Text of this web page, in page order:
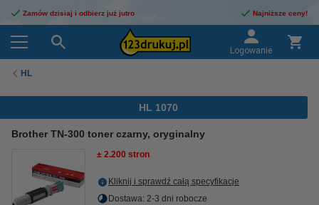
Zamów dzisiaj i odbierz już jutro Najniższe ceny!
Logowanie
HL
HL 1070
Brother TN-300 toner czarny, oryginalny
± 2.200 stron
Kliknij i sprawdź całą specyfikacje
Dostawa: 2-3 dni robocze